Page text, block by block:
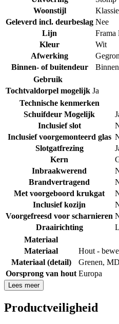
Woonstijl
Geleverd incl. deurbeslag Nee
Lijn
Frama
Kleur
Wit
Afwerking
Binnen- of buitendeur
Gebruik
Tochtvaldorpel mogelijk Ja
Technische kenmerken
Schuifdeur Mogelijk
Inclusief slot
Inclusief voorgemonteerd glas
Slotgatfrezing
Kern
Inbraakwerend
Brandvertragend
Met voorgeboord krukgat
Inclusief kozijn
Voorgefreesd voor scharnieren
Draairichting
Materiaal
Materiaal
Hout -
Materiaal (detail)
Grenen,
Oorsprong van hout Europa
Lees meer
Productveiligheid